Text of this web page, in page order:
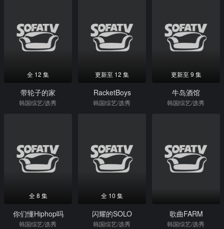
全 12 集
带轮子的家
韩国综艺/选秀
更新至 12 集
RacketBoys
韩国综艺/选秀
更新至 9 集
牛岛酒馆
韩国综艺/选秀
全 8 集
你们懂Hiphop吗
韩国综艺/选秀
全 10 集
闪耀的SOLO
韩国综艺/选秀
歌曲FARM
韩国综艺/选秀